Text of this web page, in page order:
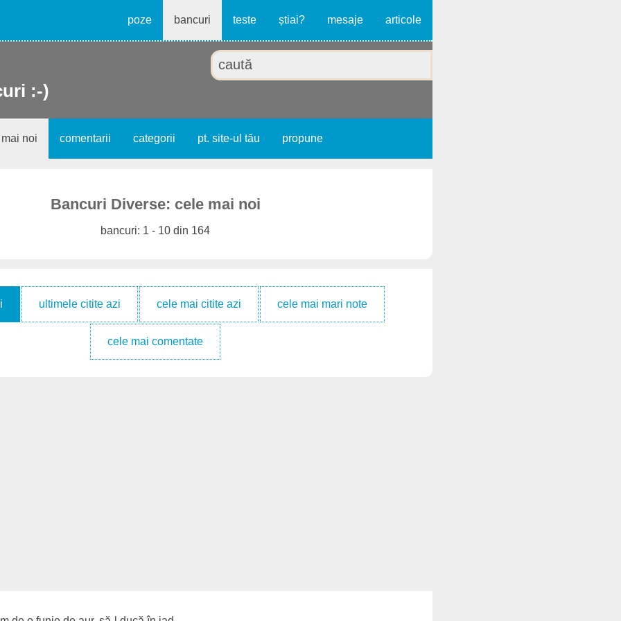
poze bancuri teste știai? mesaje articole
:-)
noi comentarii categorii pt. site-ul tău propune
Bancuri Diverse: cele mai noi
bancuri: 1 - 10 din 164
ultimele citite azi cele mai citite azi cele mai mari note
cele mai comentate